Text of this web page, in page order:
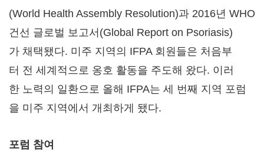
(World Health Assembly Resolution)과 2016년 WHO
건선 글로벌 보고서(Global Report on Psoriasis)
가 채택됐다. 미주 지역의 IFPA 회원들은 처음부
터 전 세계적으로 옹호 활동을 주도해 왔다. 이러
한 노력의 일환으로 올해 IFPA는 세 번째 지역 포럼
을 미주 지역에서 개최하게 됐다.
포럼 참여